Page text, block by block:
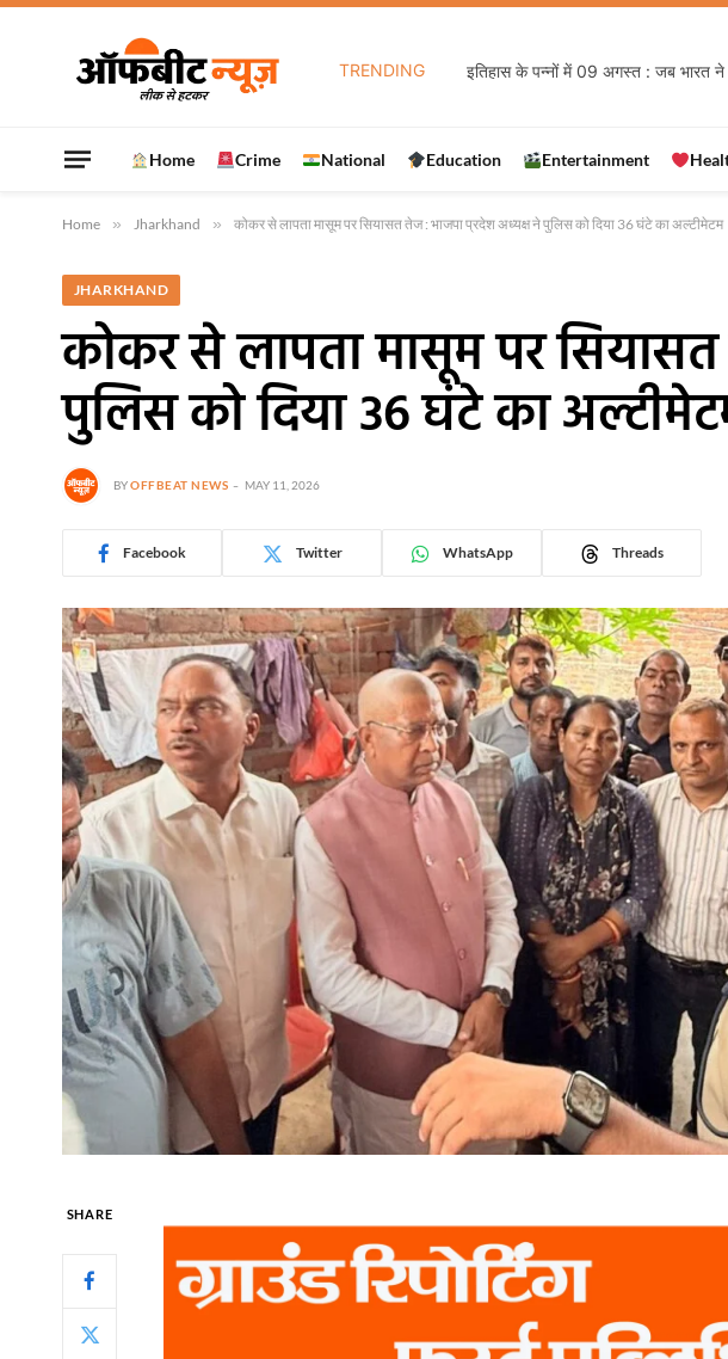
TRENDING
Home Crime National Education Entertainment
Home » Jharkhand » कोकर से लापता मासूम पर सियासत तेज : भाजपा प्रदेश अध्यक्ष ने पुलिस को दिया 36 घंटे का अल्टीमेटम
JHARKHAND
कोकर से लापता मासूम पर
पुलिस को दिया 36 घंटे का
BYOFFBEAT NEWS MAY 11, 2026
Facebook Twitter WhatsApp Threads
SHARE